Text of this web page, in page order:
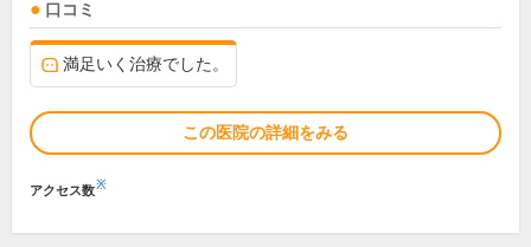
口コミ
満足いく治療でした。
この医院の詳細をみる
アクセス数※